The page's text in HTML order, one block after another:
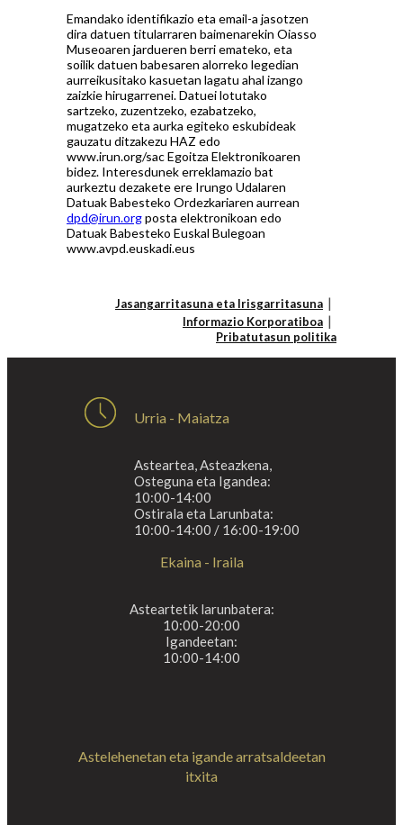
Emandako identifikazio eta email-a jasotzen
dira datuen titularraren baimenarekin Oiasso
Museoaren jardueren berri emateko, eta
soilik datuen babesaren alorreko legedian
aurreikusitako kasuetan lagatu ahal izango
zaizkie hirugarrenei. Datuei lotutako
sartzeko, zuzentzeko, ezabatzeko,
mugatzeko eta aurka egiteko eskubideak
gauzatu ditzakezu HAZ edo
www.irun.org/sac Egoitza Elektronikoaren
bidez. Interesdunek erreklamazio bat
aurkeztu dezakete ere Irungo Udalaren
Datuak Babesteko Ordezkariaren aurrean
dpd@irun.orgposta elektronikoan edo
Datuak Babesteko Euskal Bulegoan
www.avpd.euskadi.eus
Jasangarritasuna eta Irisgarritasuna
Informazio Korporatiboa
Pribatutasun politika
Urria - Maiatza
Asteartea, Asteazkena,
Osteguna eta Igandea:
10:00-14:00
Ostirala eta Larunbata:
10:00-14:00 / 16:00-19:00
Ekaina - Iraila
Asteartetik larunbatera:
10:00-20:00
Igandeetan:
10:00-14:00
Astelehenetan eta igande arratsaldeetan
itxita